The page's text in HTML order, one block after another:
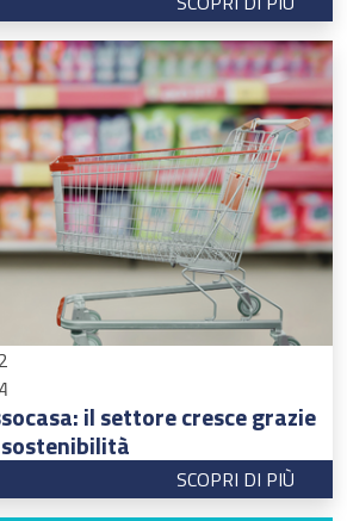
il settore cresce grazie
SCOPRI DI PIÙ